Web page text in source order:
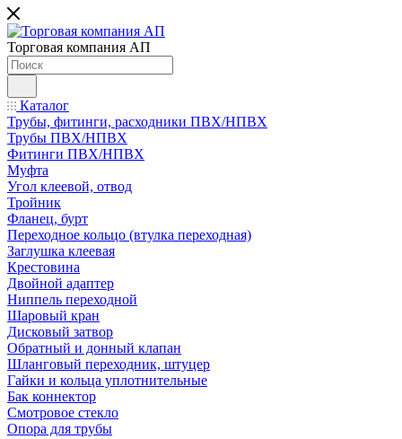
Торговая компания АП
Каталог
Трубы, фитинги, расходники ПВХ/НПВХ
Трубы ПВХ/НПВХ
Фитинги ПВХ/НПВХ
Муфта
Угол клеевой, отвод
Тройник
Фланец, бурт
Переходное кольцо (втулка переходная)
Заглушка клеевая
Крестовина
Двойной адаптер
Ниппель переходной
Шаровый кран
Дисковый затвор
Обратный и донный клапан
Шланговый переходник, штуцер
Гайки и кольца уплотнительные
Бак коннектор
Смотровое стекло
Опора для трубы